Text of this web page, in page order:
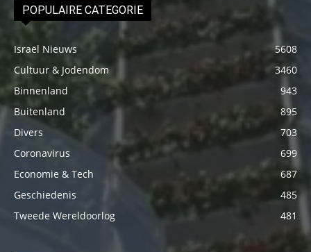
POPULAIRE CATEGORIE
Israël Nieuws
5608
Cultuur & Jodendom
3460
Binnenland
943
Buitenland
895
Divers
703
Coronavirus
699
Economie & Tech
687
Geschiedenis
485
Tweede Wereldoorlog
481